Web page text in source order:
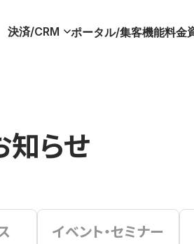
決済/CRM ポータル/集客機能料金
知らせ
イベント・セミナー